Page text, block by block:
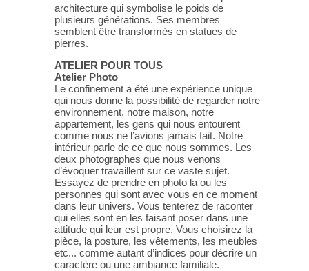
architecture qui symbolise le poids de
plusieurs générations. Ses membres
semblent être transformés en statues de
pierres.
ATELIER POUR TOUS
Atelier Photo
Le confinement a été une expérience unique
qui nous donne la possibilité de regarder notre
environnement, notre maison, notre
appartement, les gens qui nous entourent
comme nous ne l’avions jamais fait. Notre
intérieur parle de ce que nous sommes. Les
deux photographes que nous venons
d’évoquer travaillent sur ce vaste sujet.
Essayez de prendre en photo la ou les
personnes qui sont avec vous en ce moment
dans leur univers. Vous tenterez de raconter
qui elles sont en les faisant poser dans une
attitude qui leur est propre. Vous choisirez la
pièce, la posture, les vêtements, les meubles
etc... comme autant d’indices pour décrire un
caractère ou une ambiance familiale.